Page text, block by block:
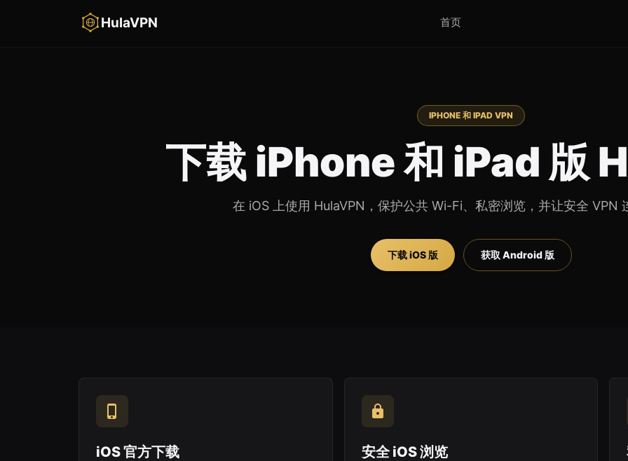
HulaVPN 首页
IPHONE 和 IPAD VPN
下载 iPhone 和 iPad 版
在 iOS 上使用 HulaVPN，保护公共 Wi-Fi、私密浏览，并让安全 VPN
下载 iOS 版 获取 Android 版
iOS 官方下载 安全 iOS 浏览